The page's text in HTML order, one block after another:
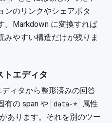
ンのリンクやシェアボタ
。Markdown に変換すれば
みやすい構造だけが残りま
トエディタ
ィタから整形済みの回答
有の span や
data-*
属性
あります。それを別のツー